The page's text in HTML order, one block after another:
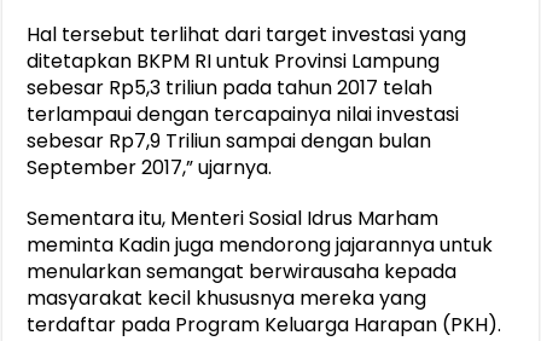
Hal tersebut terlihat dari target investasi yang
ditetapkan BKPM RI untuk Provinsi Lampung
sebesar Rp5,3 triliun pada tahun 2017 telah
terlampaui dengan tercapainya nilai investasi
sebesar Rp7,9 Triliun sampai dengan bulan
September 2017,” ujarnya.
Sementara itu, Menteri Sosial Idrus Marham
meminta Kadin juga mendorong jajarannya untuk
menularkan semangat berwirausaha kepada
masyarakat kecil khususnya mereka yang
terdaftar pada Program Keluarga Harapan (PKH).